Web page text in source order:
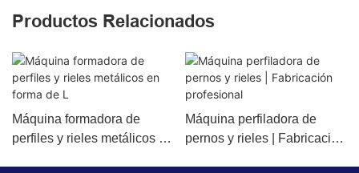
Productos Relacionados
Máquina formadora de
perfiles y rieles metálicos en
Máquina perfiladora de
pernos y rieles | Fabricación